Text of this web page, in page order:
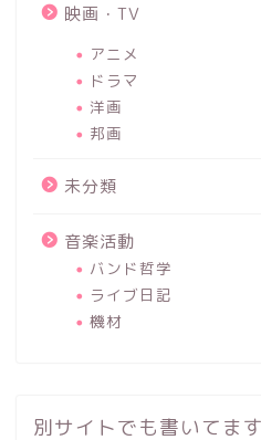
映画・TV
アニメ
ドラマ
洋画
邦画
未分類
音楽活動
バンド哲学
ライブ日記
機材
別サイトでも書いてま